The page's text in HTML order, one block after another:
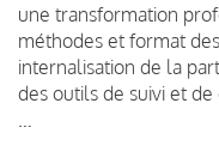
une transformation
méthodes et format
internalisation de la
des outils de suivi et